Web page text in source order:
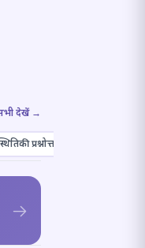
देखें →
प्रश्नोत्तरी